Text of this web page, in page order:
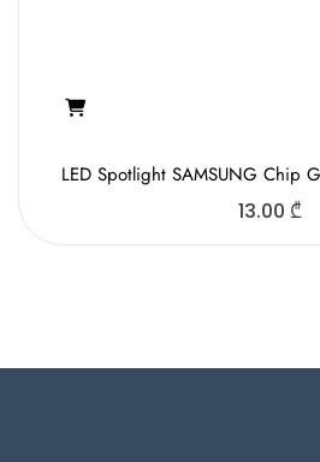
LED Spotlight SAMSUNG Chip
13.00 ₾